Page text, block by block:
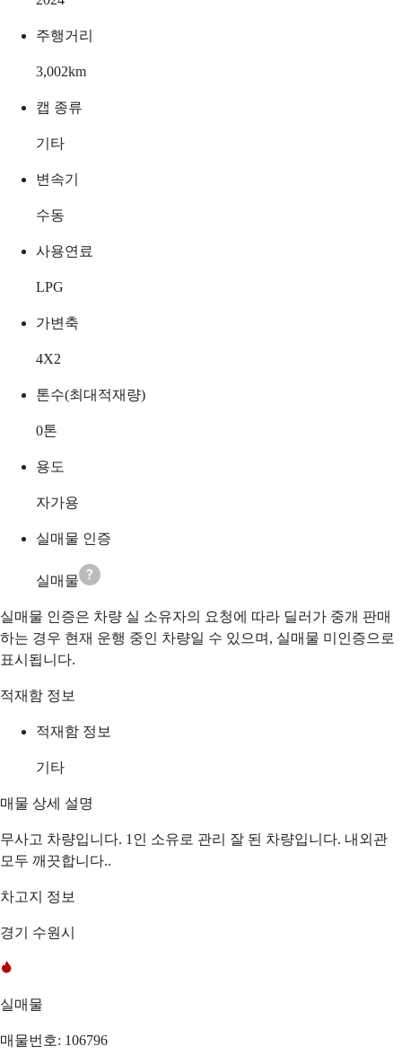
주행거리
3,002km
캡 종류
기타
변속기
수동
사용연료
LPG
가변축
4X2
톤수(최대적재량)
0톤
용도
자가용
실매물 인증
실매물
실매물 인증은 차량 실 소유자의 요청에 따라 딜러가 중개 판매
하는 경우 현재 운행 중인 차량일 수 있으며, 실매물 미인증으로
표시됩니다.
적재함 정보
적재함 정보
기타
매물 상세 설명
무사고 차량입니다. 1인 소유로 관리 잘 된 차량입니다. 내외관
모두 깨끗합니다..
차고지 정보
경기 수원시
실매물
매물번호: 106796